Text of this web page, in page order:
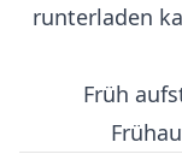
runterladen
Früh